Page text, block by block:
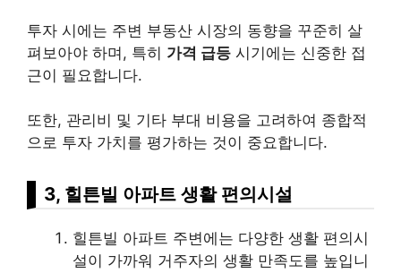
투자 시에는 주변 부동산 시장의 동향을 꾸준히 살
펴보아야 하며, 특히 가격 급등 시기에는 신중한 접
근이 필요합니다.
또한, 관리비 및 기타 부대 비용을 고려하여 종합적
으로 투자 가치를 평가하는 것이 중요합니다.
3, 힐튼빌 아파트 생활 편의시설
힐튼빌 아파트 주변에는 다양한 생활 편의시
설이 가까워 거주자의 생활 만족도를 높입니